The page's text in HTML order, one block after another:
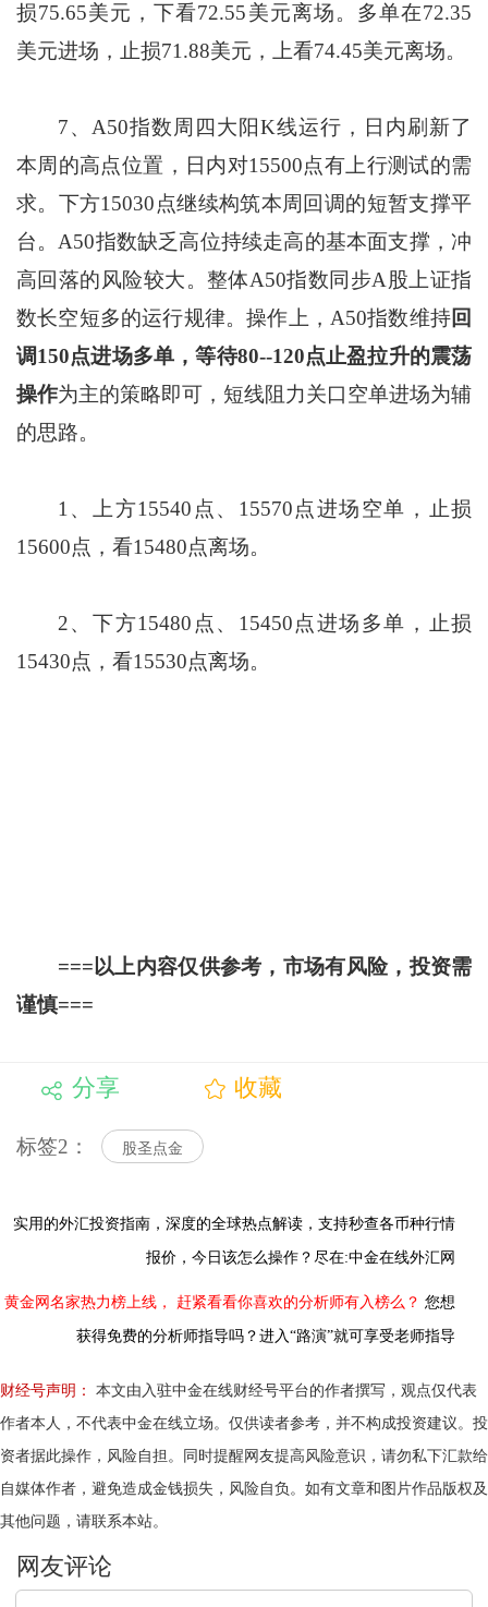
损75.65美元，下看72.55美元离场。多单在72.35
美元进场，止损71.88美元，上看74.45美元离场。
7、A50指数周四大阳K线运行，日内刷新了
本周的高点位置，日内对15500点有上行测试的需
求。下方15030点继续构筑本周回调的短暂支撑平
台。A50指数缺乏高位持续走高的基本面支撑，冲
高回落的风险较大。整体A50指数同步A股上证指
数长空短多的运行规律。操作上，A50指数维持回
调150点进场多单，等待80--120点止盈拉升的震荡
操作为主的策略即可，短线阻力关口空单进场为辅
的思路。
1、上方15540点、15570点进场空单，止损
15600点，看15480点离场。
2、下方15480点、15450点进场多单，止损
15430点，看15530点离场。
===以上内容仅供参考，市场有风险，投资需
谨慎===
分享 收藏
标签2： 股圣点金
实用的外汇投资指南， 深度的全球热点解读， 支持秒查各币种行情
报价，今日该怎么操作？尽在:中金在线外汇网
黄金网名家热力榜上线， 赶紧看看你喜欢的分析师有入榜么？ 您想
获得免费的分析师指导吗？进入“路演”就可享受老师指导
财经号声明：
本文由入驻中金在线财经号平台的作者撰写，观点仅代表
作者本人，不代表中金在线立场。仅供读者参考，并不构成投资建议。投
资者据此操作，风险自担。同时提醒网友提高风险意识，请勿私下汇款给
自媒体作者，避免造成金钱损失，风险自负。如有文章和图片作品版权及
其他问题，请联系本站。